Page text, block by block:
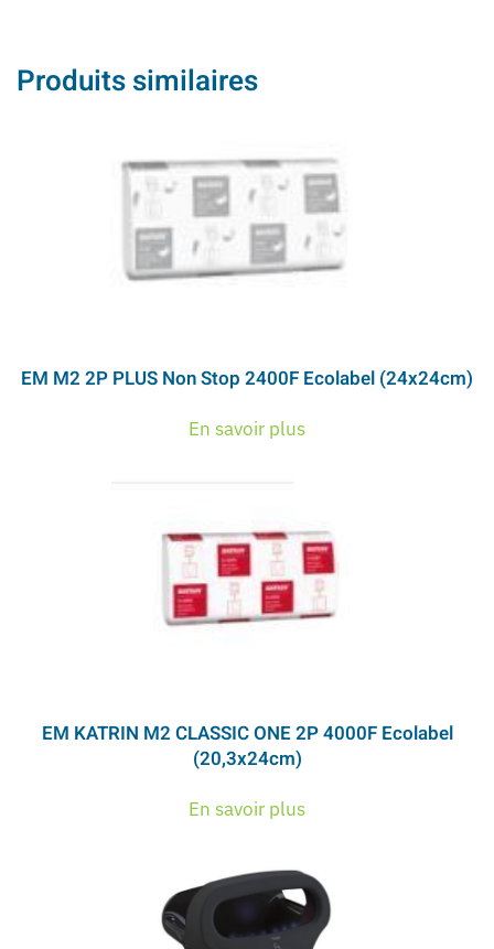
Produits similaires
EM M2 2P PLUS Non Stop 2400F Ecolabel (24x24cm)
En savoir plus
EM KATRIN M2 CLASSIC ONE 2P 4000F Ecolabel
(20,3x24cm)
En savoir plus